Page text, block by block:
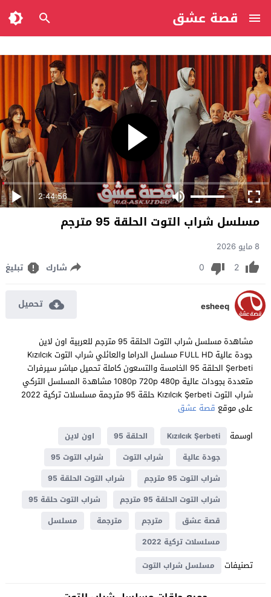
قصة عشق
2:44:56
مسلسل شراب التوت الحلقة 95 مترجم
8 مايو 2026
2
0 شارك تبليغ
esheeq تحميل
مشاهدة مسلسل شراب التوت الحلقة 95 مترجم للعربية اون لاين
جودة عالية FULL HD مسلسل الدراما والعائلي شراب التوت Kızılcık
Şerbeti الحلقة 95 الخامسة والتسعون كاملة تحميل مباشر سيرفرات
متعددة بجودات عالية 1080p 720p 480p مشاهدة المسلسل التركي
شراب التوت Kızılcık Şerbeti حلقة 95 مترجمة مسلسلات تركية 2022
على موقع قصة عشق
اوسمة
Kızılcık Şerbeti الحلقة 95
اون لاين
جودة عالية
شراب التوت
شراب التوت 95
شراب التوت 95 مترجم
شراب التوت الحلقة 95
شراب التوت الحلقة 95 مترجم
شراب التوت حلقة 95
قصة عشق
مترجم مترجمة
مسلسل
مسلسلات تركية 2022
تصنيفات مسلسل شراب التوت